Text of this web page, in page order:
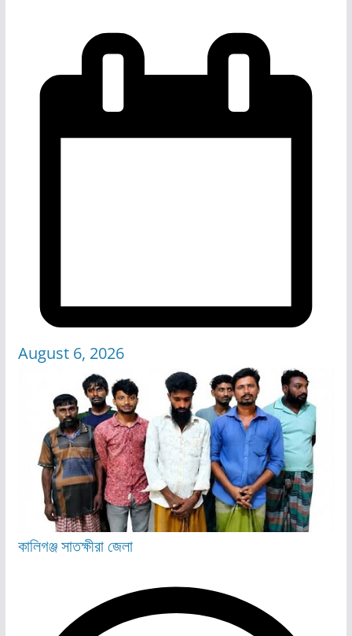
August 6, 2026
কালিগঞ্জসাতক্ষীরা জেলা